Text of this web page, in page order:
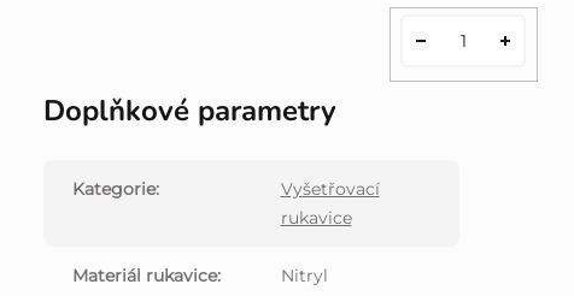
Doplňkové parametry
Kategorie:
Vyšetřovací
rukavice
Materiál rukavice: Nitryl